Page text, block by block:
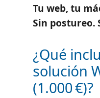
Tu web, tu
Sin postureo.
¿Qué
solución
(1.000 €)?